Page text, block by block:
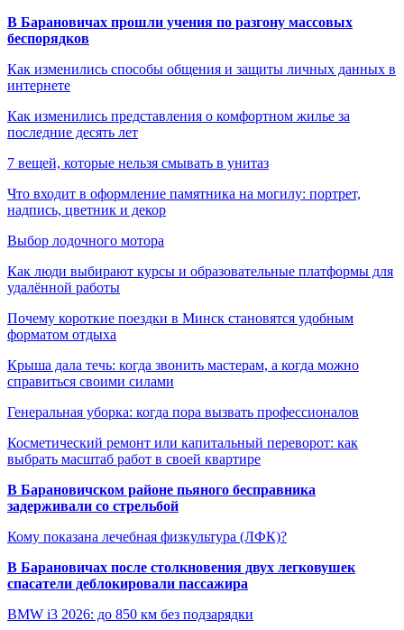
В Барановичах прошли учения по разгону массовых
беспорядков
Как изменились способы общения и защиты личных данных в
интернете
Как изменились представления о комфортном жилье за
последние десять лет
7 вещей, которые нельзя смывать в унитаз
Что входит в оформление памятника на могилу: портрет,
надпись, цветник и декор
Выбор лодочного мотора
Как люди выбирают курсы и образовательные платформы для
удалённой работы
Почему короткие поездки в Минск становятся удобным
форматом отдыха
Крыша дала течь: когда звонить мастерам, а когда можно
справиться своими силами
Генеральная уборка: когда пора вызвать профессионалов
Косметический ремонт или капитальный переворот: как
выбрать масштаб работ в своей квартире
В Барановичском районе пьяного бесправника
задерживали со стрельбой
Кому показана лечебная физкультура (ЛФК)?
В Барановичах после столкновения двух легковушек
спасатели деблокировали пассажира
BMW i3 2026: до 850 км без подзарядки